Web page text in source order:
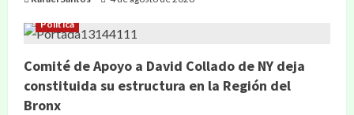
Política
Comité de Apoyo a David Collado de NY deja
constituida su estructura en la Región del
Bronx